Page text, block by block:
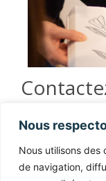
Nous
Nous utilisons des
de navigation,
l’agence
Paris -
Vous avez un